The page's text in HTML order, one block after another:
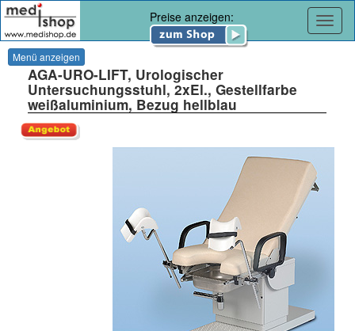
Preise anzeigen:
Menü anzeigen
AGA-URO-LIFT, Urologischer
Untersuchungsstuhl, 2xEl., Gestellfarbe
weißaluminium, Bezug hellblau